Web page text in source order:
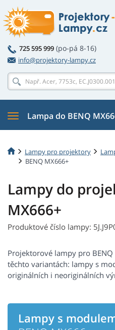
725 595 999 (po-pá 8-16)
info@projektory-lampy.cz
Lampa do BENQ
Lampy pro projektory
BENQ MX666+
Lampy do
MX666+
Produktové číslo lampy:
Projektorové lampy pro
těchto variantách: lampy s
originálních i neoriginálních
Lampy s